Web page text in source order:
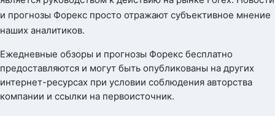
и прогнозы Форекс просто отражают субъективное мнение
наших аналитиков.
Ежедневные обзоры и прогнозы Форекс бесплатно
предоставляются и могут быть опубликованы на других
интернет-ресурсах при условии соблюдения авторства
компании и ссылки на первоисточник.